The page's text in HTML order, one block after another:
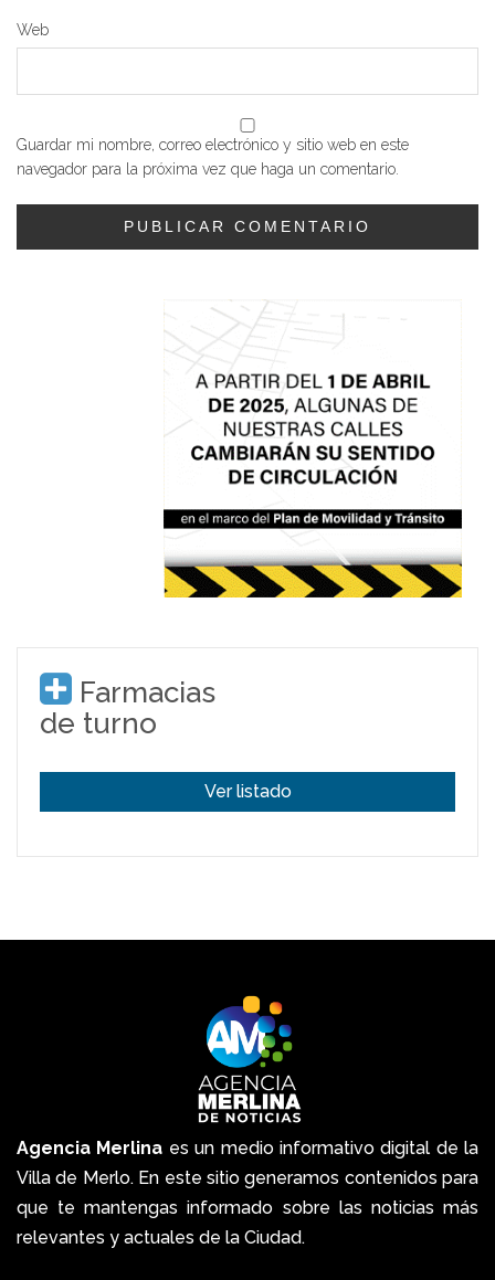
Web
Guardar mi nombre, correo electrónico y sitio web en este
navegador para la próxima vez que haga un comentario.
Farmacias
de turno
Ver listado
Agencia Merlina es un medio informativo digital de la
Villa de Merlo. En este sitio generamos contenidos para
que te mantengas informado sobre las noticias más
relevantes y actuales de la Ciudad.